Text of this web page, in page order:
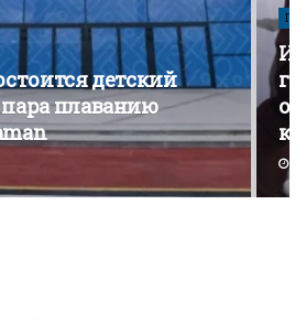
детский
плаванию